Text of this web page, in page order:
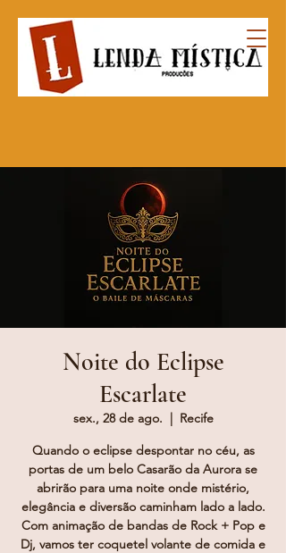
Noite do Eclipse
Escarlate
sex., 28 de ago.
  |
Recife
Quando o eclipse despontar no céu, as
portas de um belo Casarão da Aurora se
abrirão para uma noite onde mistério,
elegância e diversão caminham lado a lado.
Com animação de bandas de Rock + Pop e
Dj, vamos ter coquetel volante de comida e